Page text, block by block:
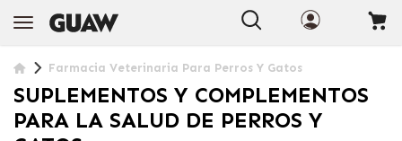
Farmacia Veterinaria Para Perros Y Gatos
SUPLEMENTOS Y COMPLEMENTOS
PARA LA SALUD DE PERROS Y